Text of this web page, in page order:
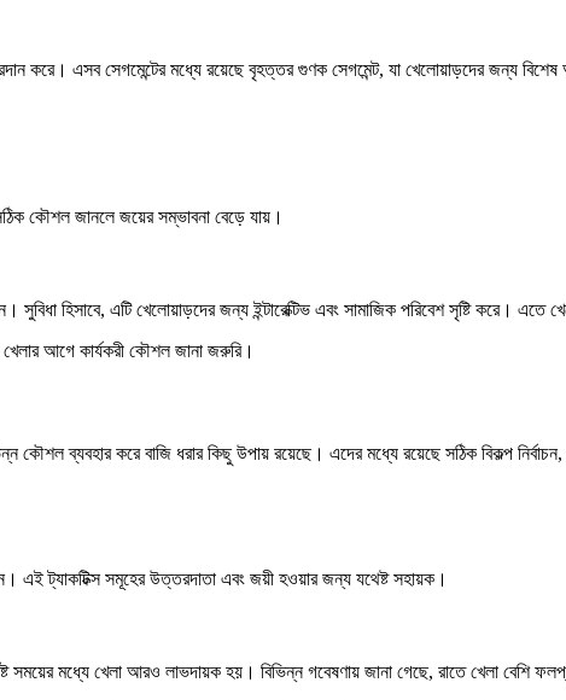
করে। এসব সেগমেন্টের মধ্যে রয়েছে বৃহত্তর গুণক সেগমেন্ট, যা খেলোয়াড়দের জন্য
কৌশল জানলে জয়ের সম্ভাবনা বেড়ে যায়।
হিসাবে, এটি খেলোয়াড়দের জন্য ইন্টারেক্টিভ এবং সামাজিক পরিবেশ সৃষ্টি করে। এতে
আগে কার্যকরী কৌশল জানা জরুরি।
ব্যবহার করে বাজি ধরার কিছু উপায় রয়েছে। এদের মধ্যে রয়েছে সঠিক বিকল্প
এই ট্যাকটিক্স সমূহের উত্তরদাতা এবং জয়ী হওয়ার জন্য যথেষ্ট সহায়ক।
সময়ের মধ্যে খেলা আরও লাভদায়ক হয়। বিভিন্ন গবেষণায় জানা গেছে, রাতে খেলা বেশি